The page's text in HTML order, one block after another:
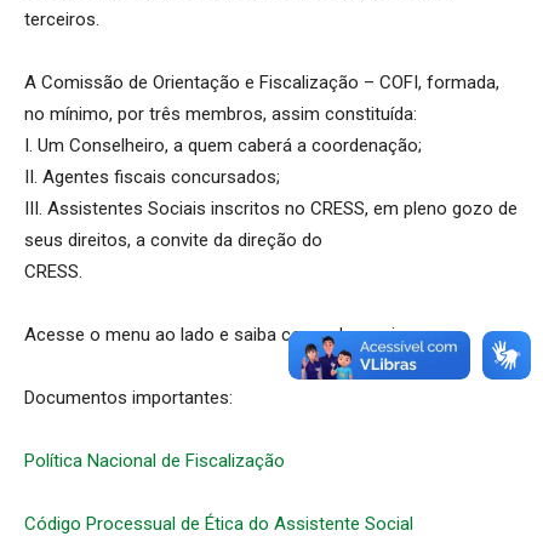
terceiros.
A Comissão de Orientação e Fiscalização – COFI, formada,
no mínimo, por três membros, assim constituída:
I. Um Conselheiro, a quem caberá a coordenação;
II. Agentes fiscais concursados;
III. Assistentes Sociais inscritos no CRESS, em pleno gozo de
seus direitos, a convite da direção do
CRESS.
Acesse o menu ao lado e saiba como denunciar.
Documentos importantes:
Política Nacional de Fiscalização
Código Processual de Ética do Assistente Social